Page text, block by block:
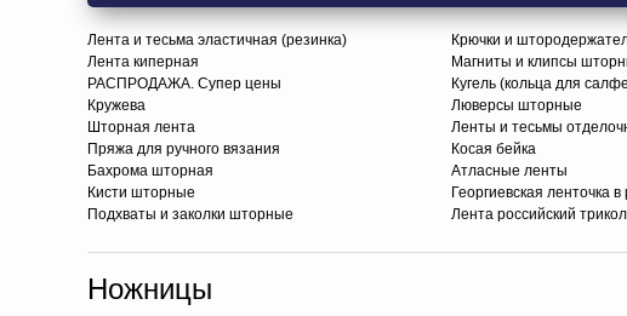
Лента и тесьма эластичная (резинка)
Лента киперная
РАСПРОДАЖА. Супер цены
Кружева
Шторная лента
Пряжа для ручного вязания
Бахрома шторная
Кисти шторные
Подхваты и заколки шторные
Крючки и
Магниты и клипсы
Кугель (кольца для
Люверсы шторные
Ленты и тесьмы
Косая бейка
Атласные ленты
Георгиевская ленточка
Лента российский
Ножницы